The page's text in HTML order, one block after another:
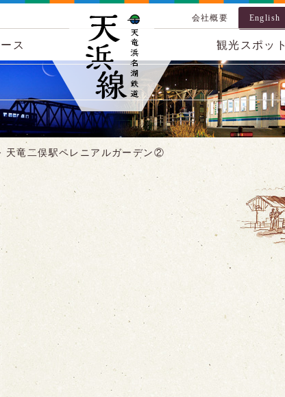
会社概要 English
ス 観光スポット
天竜二俣駅ペレニアルガーデン②